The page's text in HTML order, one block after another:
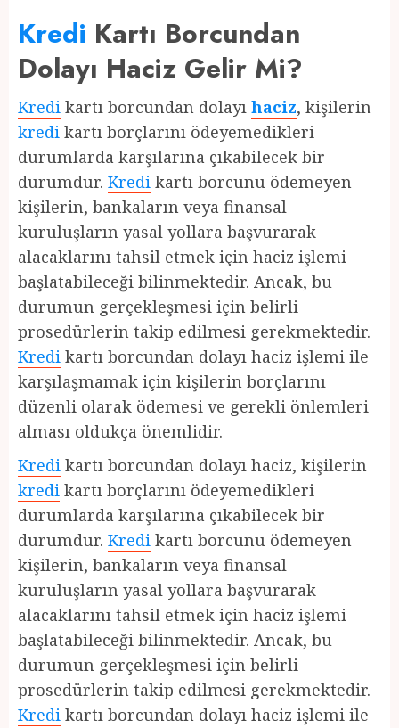
Kredi Kartı Borcundan
Dolayı Haciz Gelir Mi?
Kredi kartı borcundan dolayı haciz, kişilerin
kredi kartı borçlarını ödeyemedikleri
durumlarda karşılarına çıkabilecek bir
durumdur. Kredi kartı borcunu ödemeyen
kişilerin, bankaların veya finansal
kuruluşların yasal yollara başvurarak
alacaklarını tahsil etmek için haciz işlemi
başlatabileceği bilinmektedir. Ancak, bu
durumun gerçekleşmesi için belirli
prosedürlerin takip edilmesi gerekmektedir.
Kredi kartı borcundan dolayı haciz işlemi ile
karşılaşmamak için kişilerin borçlarını
düzenli olarak ödemesi ve gerekli önlemleri
alması oldukça önemlidir.
Kredi kartı borcundan dolayı haciz, kişilerin
kredi kartı borçlarını ödeyemedikleri
durumlarda karşılarına çıkabilecek bir
durumdur. Kredi kartı borcunu ödemeyen
kişilerin, bankaların veya finansal
kuruluşların yasal yollara başvurarak
alacaklarını tahsil etmek için haciz işlemi
başlatabileceği bilinmektedir. Ancak, bu
durumun gerçekleşmesi için belirli
prosedürlerin takip edilmesi gerekmektedir.
Kredi kartı borcundan dolayı haciz işlemi ile